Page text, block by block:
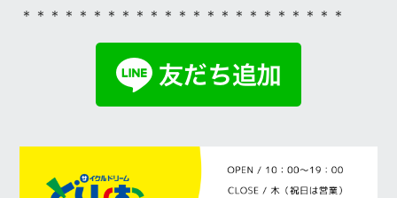
＊＊＊＊＊＊＊＊＊＊＊＊＊＊＊＊＊＊＊＊＊＊＊